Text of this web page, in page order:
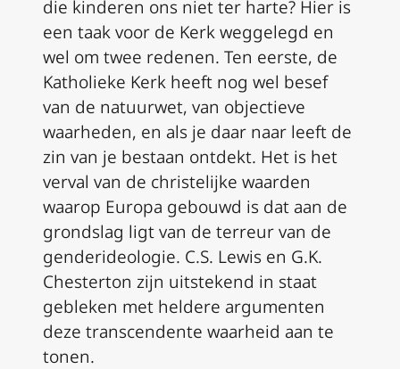
die kinderen ons niet ter harte? Hier is
een taak voor de Kerk weggelegd en
wel om twee redenen. Ten eerste, de
Katholieke Kerk heeft nog wel besef
van de natuurwet, van objectieve
waarheden, en als je daar naar leeft de
zin van je bestaan ontdekt. Het is het
verval van de christelijke waarden
waarop Europa gebouwd is dat aan de
grondslag ligt van de terreur van de
genderideologie. C.S. Lewis en G.K.
Chesterton zijn uitstekend in staat
gebleken met heldere argumenten
deze transcendente waarheid aan te
tonen.